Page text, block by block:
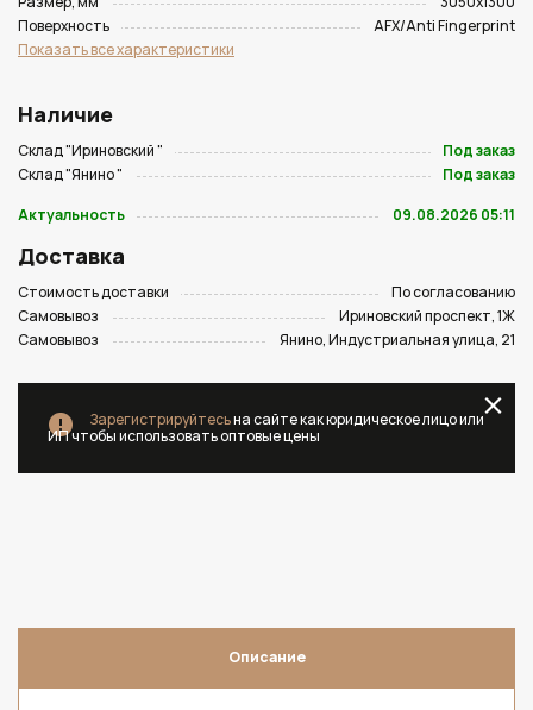
Поверхность
AFX/Anti Fingerprint
Показать все характеристики
Наличие
Склад "Ириновский "
Под заказ
Склад "Янино "
Под заказ
Актуальность
09.08.2026 05:11
Доставка
Стоимость доставки
По согласованию
Самовывоз
Ириновский проспект, 1Ж
Самовывоз
Янино, Индустриальная улица, 21
Зарегистрируйтесьна сайте как юридическое лицо или
ИП чтобы использовать оптовые цены
Описание